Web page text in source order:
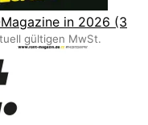
in 2026 (3
gültigen MwSt.